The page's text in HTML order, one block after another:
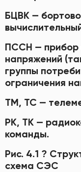
БЦВК —
ПССН — прибор
напряжений
группы
ограничения
ТМ, ТС —
РК, ТК —
команды.
Рис. 4.1 ?
схема СЭС